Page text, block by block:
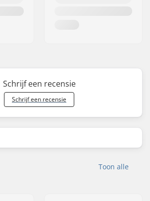
Schrijf een recensie
Schrijf een recensie
Toon alle